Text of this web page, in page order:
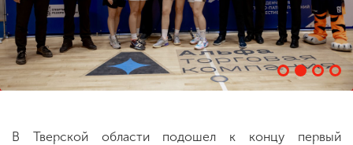
ENG SPN CHI
Приемная
В Тверской области подошел к концу первый